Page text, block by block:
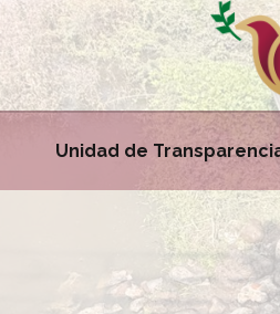
Unidad de